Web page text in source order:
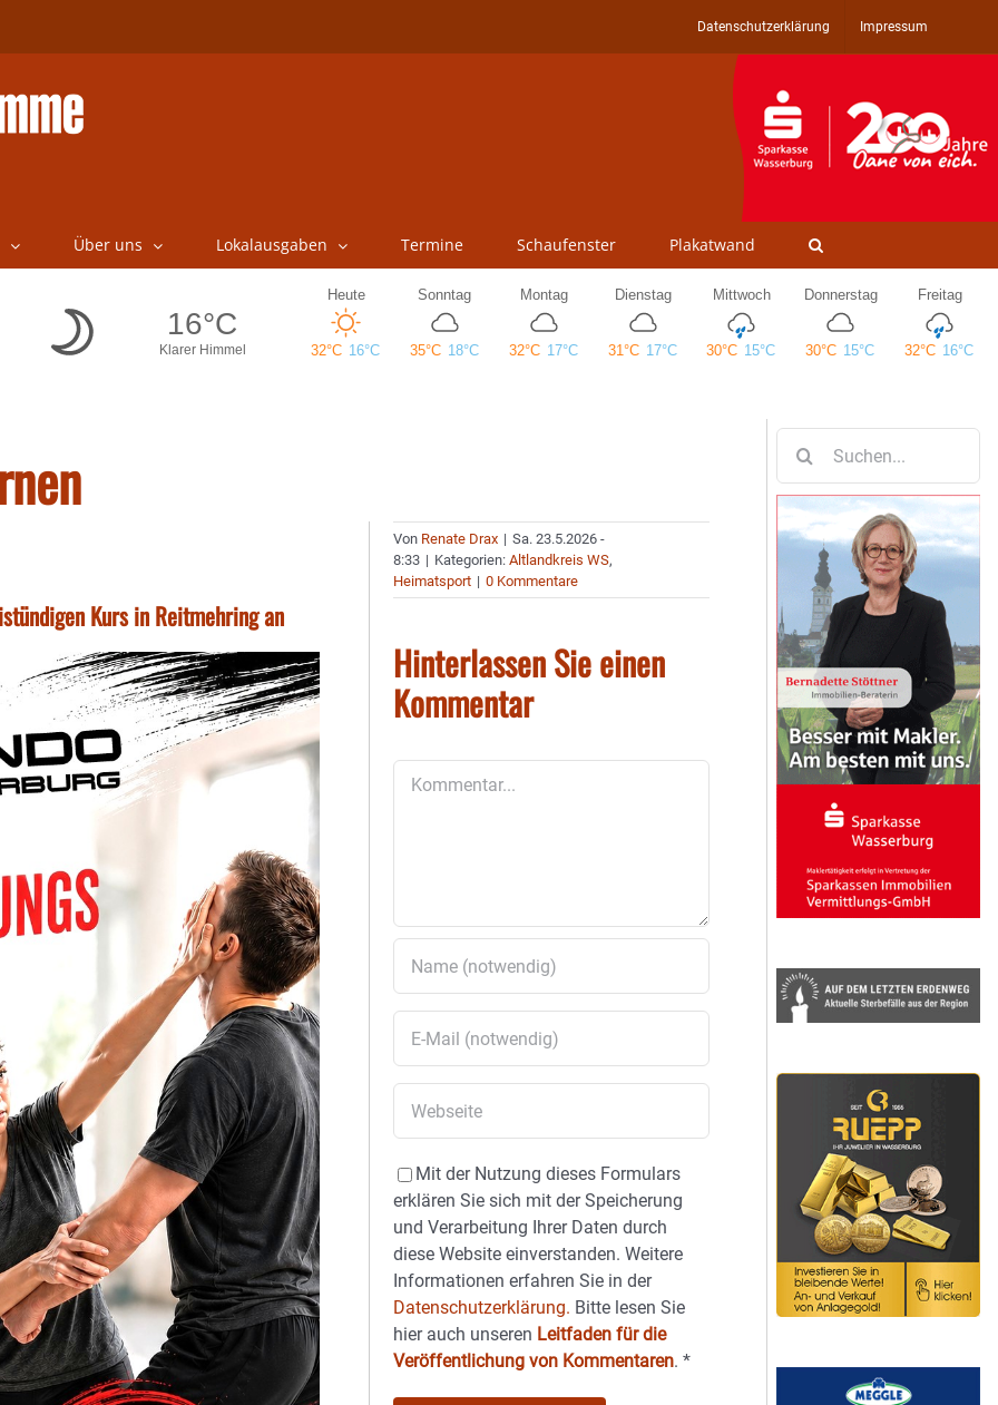
Datenschutzerklärung Impressum
Über uns Lokalausgaben Termine Schaufenster Plakatwand
Kurs in Reitmehring an
Von Renate Drax | Sa. 23.5.2026 -
8:33 | Kategorien:Altlandkreis WS,
Heimatsport | 0 Kommentare
Hinterlassen Sie einen
Kommentar
Mit der Nutzung dieses Formulars
erklären Sie sich mit der Speicherung
und Verarbeitung Ihrer Daten durch
diese Website einverstanden. Weitere
Informationen erfahren Sie in der
Datenschutzerklärung. Bitte lesen Sie
hier auch unseren Leitfaden für die
Veröffentlichung von Kommentaren.*
nach: